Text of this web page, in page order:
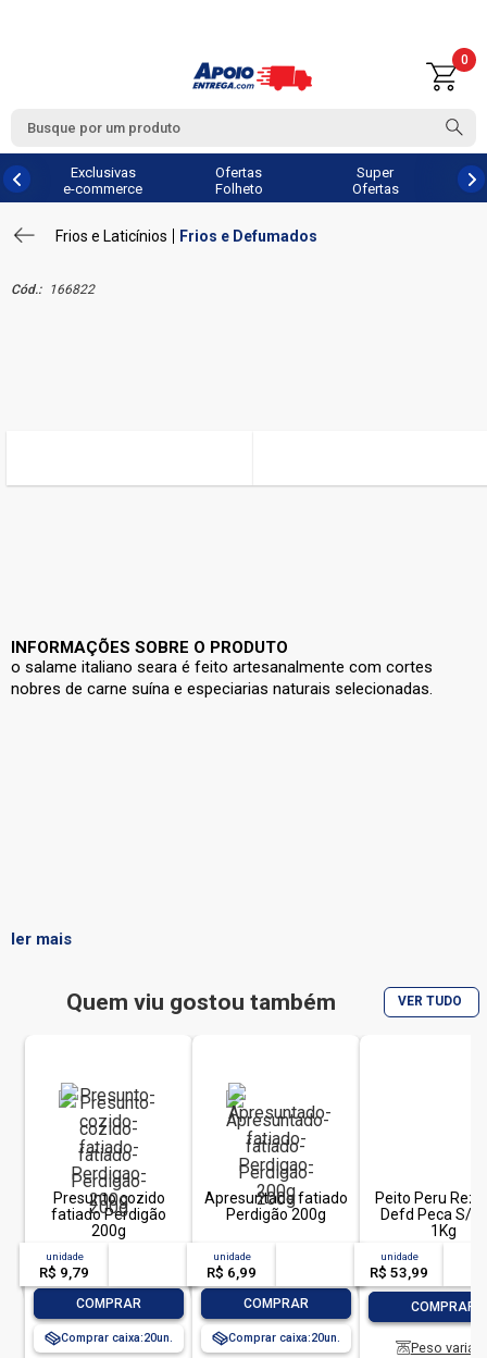
0
Exclusivas
e-commerce
Ofertas
Folheto
Super
Ofertas
Frios e Laticínios Frios e Defumados
Cód.: 166822
INFORMAÇÕES SOBRE O PRODUTO
o salame italiano seara é feito artesanalmente com cortes
nobres de carne suína e especiarias naturais selecionadas.
ler mais
Quem viu gostou também VER TUDO
Presunto cozido
fatiado Perdigão
200g
unidade
R$ 9,79
COMPRAR
Comprar caixa:20
Apresuntado fatiado
Perdigão 200g
unidade
R$ 6,99
COMPRAR
Comprar caixa:20
Peito Peru
Defd Peca S/
1Kg
unidade
R$ 53,99
COMPRAR
Peso